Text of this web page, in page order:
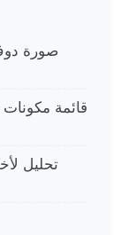
صورة
قائمة
تحليل